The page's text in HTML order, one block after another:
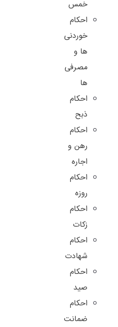
خمس
احکام
خوردنی
ها و
مصرفی
ها
احکام
ذبح
احکام
رهن و
اجاره
احکام
روزه
احکام
زکات
احکام
شهادت
احکام
صید
احکام
ضمانت